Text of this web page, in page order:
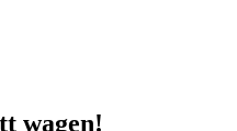
wagen!